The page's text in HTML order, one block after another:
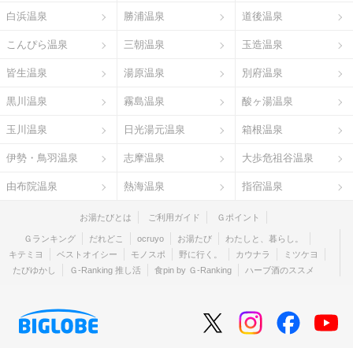
白浜温泉 勝浦温泉 道後温泉
こんぴら温泉 三朝温泉 玉造温泉
皆生温泉 湯原温泉 別府温泉
黒川温泉 霧島温泉 酸ヶ湯温泉
玉川温泉 日光湯元温泉 箱根温泉
伊勢・鳥羽温泉 志摩温泉 大歩危祖谷温泉
由布院温泉 熱海温泉 指宿温泉
お湯たびとは ご利用ガイド Ｇポイント
Ｇランキング だれどこ ocruyo お湯たび
わたしと、暮らし。
キテミヨ
ベストオイシー モノスポ 野に行く。 カウナラ
ミツケヨ
たびゆかし
Ｇ-Ranking 推し活 食pin by Ｇ-Ranking ハーブ酒のススメ